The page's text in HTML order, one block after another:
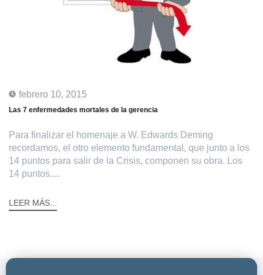
febrero 10, 2015
Las 7 enfermedades mortales de la gerencia
Para finalizar el homenaje a W. Edwards Deming
recordamos, el otro elemento fundamental, que junto a los
14 puntos para salir de la Crisis, componen su obra. Los
14 puntos....
LEER MÁS...